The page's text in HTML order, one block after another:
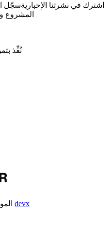
اشترك في نشرتنا الإخباريةسجّل
المشروع
نُفِّذ
devx